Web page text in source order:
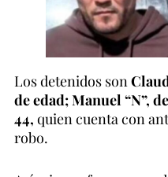
Los detenidos son
de edad; Manuel “N”, de
44, quien cuenta con
robo.